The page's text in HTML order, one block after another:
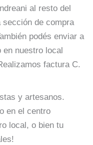
al resto del
de compra
podés enviar a
nuestro local
factura C.
y artesanos.
en el centro
local, o bien tu